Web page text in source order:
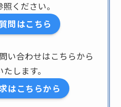
ください。
問はこちら
い合わせはこちらから
します。
はこちらから